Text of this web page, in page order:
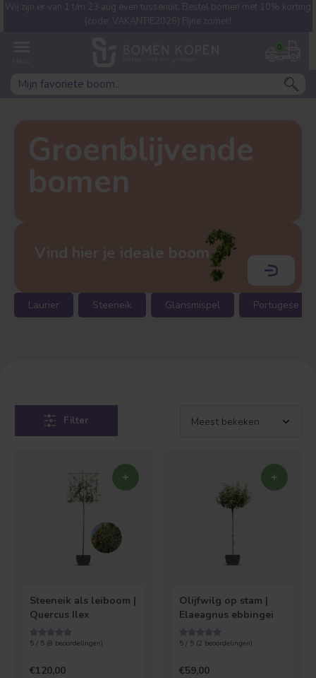
0
Wij zijn er van 1 t/m 23 aug even tussenuit. Bestel bomen met 10% korting
(code: VAKANTIE2026) FIjne zomer!
Laurier Steeneik Glansmispel Portugese
Filter
Steeneik als leiboom |
Quercus Ilex
5 / 5 (8 beoordelingen)
€120,00
Olijfwilg op stam |
Elaeagnus ebbingei
5 / 5 (2 beoordelingen)
€59,00
Welke boom ben jij naar op